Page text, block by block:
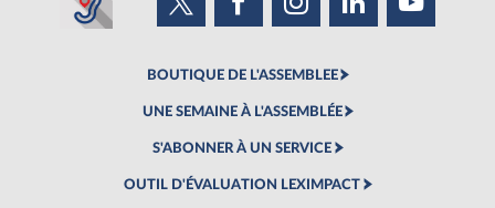
BOUTIQUE DE L'ASSEMBLEE
UNE SEMAINE À L'ASSEMBLÉE
S'ABONNER À UN SERVICE
OUTIL D'ÉVALUATION LEXIMPACT